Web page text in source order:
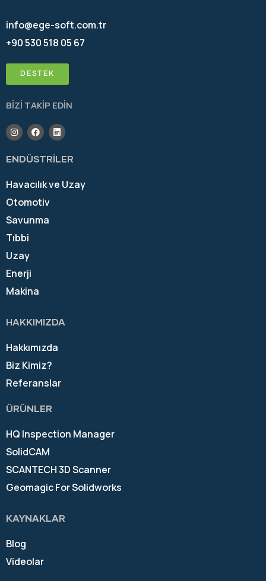
info@ege-soft.com.tr
+90 530 518 05 67
DESTEK
BİZİ TAKİP EDİN
ENDÜSTRİLER
Havacılık ve Uzay
Otomotiv
Savunma
Tıbbi
Uzay
Enerji
Makina
HAKKIMIZDA
Hakkımızda
Biz Kimiz?
Referanslar
ÜRÜNLER
HQ Inspection Manager
SolidCAM
SCANTECH 3D Scanner
Geomagic For Solidworks
KAYNAKLAR
Blog
Videolar